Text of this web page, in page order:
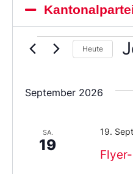
Heute
September 2026
SA.
19
19.